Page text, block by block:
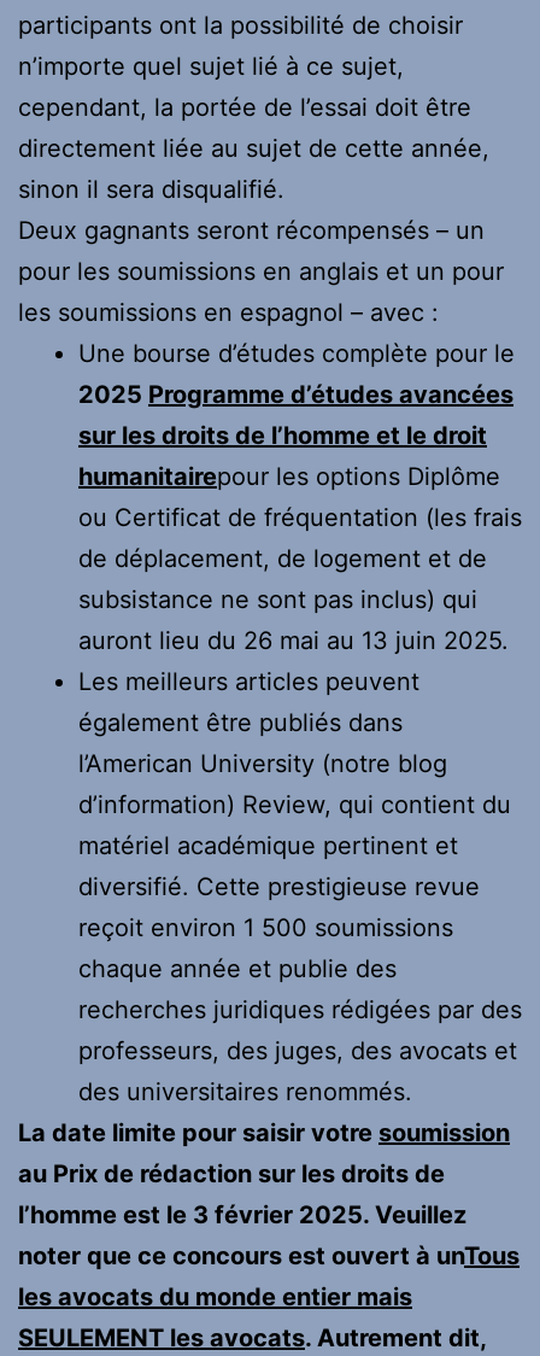
participants ont la possibilité de choisir
n’importe quel sujet lié à ce sujet,
cependant, la portée de l’essai doit être
directement liée au sujet de cette année,
sinon il sera disqualifié.
Deux gagnants seront récompensés – un
pour les soumissions en anglais et un pour
les soumissions en espagnol – avec :
Une bourse d’études complète pour le
2025 Programme d’études avancées
sur les droits de l’homme et le droit
humanitairepour les options Diplôme
ou Certificat de fréquentation (les frais
de déplacement, de logement et de
subsistance ne sont pas inclus) qui
auront lieu du 26 mai au 13 juin 2025.
Les meilleurs articles peuvent
également être publiés dans
l’American University (notre blog
d’information) Review, qui contient du
matériel académique pertinent et
diversifié. Cette prestigieuse revue
reçoit environ 1 500 soumissions
chaque année et publie des
recherches juridiques rédigées par des
professeurs, des juges, des avocats et
des universitaires renommés.
La date limite pour saisir votre soumission
au Prix de rédaction sur les droits de
l’homme est le 3 février 2025. Veuillez
noter que ce concours est ouvert à unTous
les avocats du monde entier mais
SEULEMENT les avocats. Autrement dit,